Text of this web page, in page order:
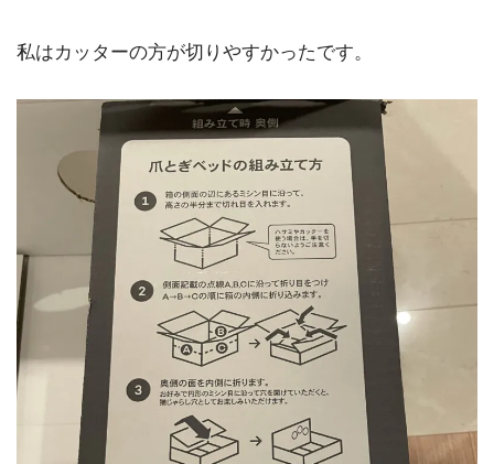
私はカッターの方が切りやすかったです。